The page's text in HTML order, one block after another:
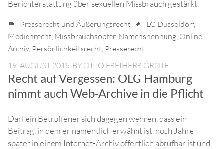
Berichterstattung über sexuellen Missbrauch gestärkt.
Presserecht und Äußerungsrecht LG Düsseldorf,
Medienrecht, Missbrauchsopfer, Namensnennung, Online-
Archiv, Persönlichkeitsrecht, Presserecht
19. AUGUST 2015 BY OTTO FREIHERR GROTE
Recht auf Vergessen: OLG Hamburg
nimmt auch Web-Archive in die Pflicht
Darf ein Betroffener sich dagegen wehren, dass ein
Beitrag, in dem er namentlich erwähnt ist, noch Jahre
später in einem Internet-Archiv öffentlich abrufbar ist und